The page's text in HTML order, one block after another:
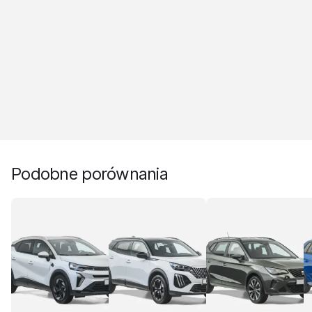
Podobne porównania